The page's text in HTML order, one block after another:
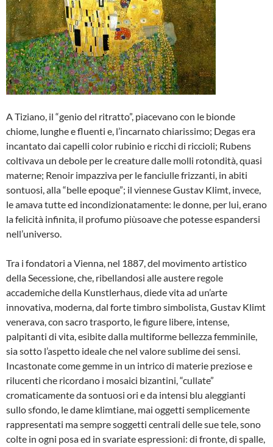
A Tiziano, il “genio del ritratto”, piacevano con le bionde
chiome, lunghe e fluenti e, l’incarnato chiarissimo; Degas era
incantato dai capelli color rubinio e ricchi di riccioli; Rubens
coltivava un debole per le creature dalle molli rotondità, quasi
materne; Renoir impazziva per le fanciulle frizzanti, in abiti
sontuosi, alla “belle epoque”; il viennese Gustav Klimt, invece,
le amava tutte ed incondizionatamente: le donne, per lui, erano
la felicità infinita, il profumo piùsoave che potesse espandersi
nell’universo.
Tra i fondatori a Vienna, nel 1887, del movimento artistico
della Secessione, che, ribellandosi alle austere regole
accademiche della Kunstlerhaus, diede vita ad un’arte
innovativa, moderna, dal forte timbro simbolista, Gustav Klimt
venerava, con sacro trasporto, le figure libere, intense,
palpitanti di vita, esibite dalla multiforme bellezza femminile,
sia sotto l’aspetto ideale che nel valore sublime dei sensi.
Incastonate come gemme in un intrico di materie preziose e
rilucenti che ricordano i mosaici bizantini, “cullate”
cromaticamente da sontuosi ori e da intensi blu aleggianti
sullo sfondo, le dame klimtiane, mai oggetti semplicemente
rappresentati ma sempre soggetti centrali delle sue tele, sono
colte in ogni posa ed in svariate espressioni: di fronte, di spalle,